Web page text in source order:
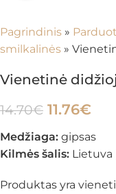
Pagrindinis »
smilkalinės »
Vienetinė
14.70€ 11.76€
Medžiaga: gipsas
Kilmės šalis: Lietuva
Produktas yra